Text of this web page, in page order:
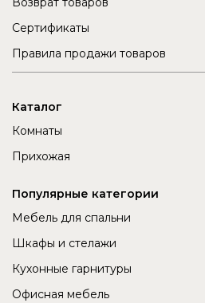
Сертификаты
Правила продажи товаров
Каталог
Комнаты
Прихожая
Популярные категории
Мебель для спальни
Шкафы и стелажи
Кухонные гарнитуры
Офисная мебель